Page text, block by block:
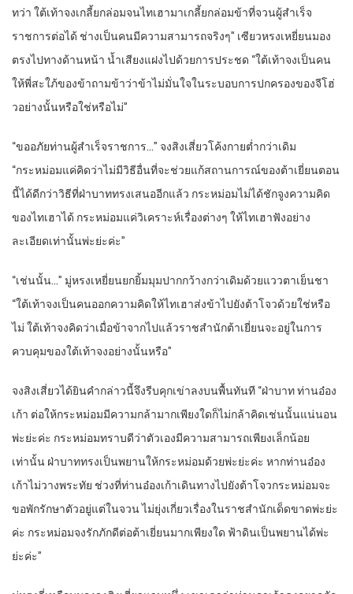
ทว่า ใต้เท้าจงเกลี้ยกล่อมจนไทเฮามาเกลี้ยกล่อมข้าที่จวนผู้สำเร็จ
ราชการต่อได้ ช่างเป็นคนมีความสามารถจริงๆ” เซียวหรงเหยี่ยนมอง
ตรงไปทางด้านหน้า น้ำเสียงแฝงไปด้วยการประชด “ใต้เท้าจงเป็นคน
ให้พี่สะใภ้ของข้าถามข้าว่าข้าไม่มั่นใจในระบอบการปกครองของจีโฮ่
วอย่างนั้นหรือใช่หรือไม่”
“ขออภัยท่านผู้สำเร็จราชการ…” จงสิงเสี่ยวโค้งกายต่ำกว่าเดิม
“กระหม่อมแค่คิดว่าไม่มีวิธีอื่นที่จะช่วยแก้สถานการณ์ของต้าเยี่ยนตอน
นี้ได้ดีกว่าวิธีที่ฝ่าบาททรงเสนออีกแล้ว กระหม่อมไม่ได้ชักจูงความคิด
ของไทเฮาได้ กระหม่อมแค่วิเคราะห์เรื่องต่างๆ ให้ไทเฮาฟังอย่าง
ละเอียดเท่านั้นพ่ะย่ะค่ะ”
“เช่นนั้น…” มู่หรงเหยี่ยนยกยิ้มมุมปากกว้างกว่าเดิมด้วยแววตาเย็นชา
“ใต้เท้าจงเป็นคนออกความคิดให้ไทเฮาส่งข้าไปยังต้าโจวด้วยใช่หรือ
ไม่ ใต้เท้าจงคิดว่าเมื่อข้าจากไปแล้วราชสำนักต้าเยี่ยนจะอยู่ในการ
ควบคุมของใต้เท้าจงอย่างนั้นหรือ”
จงสิงเสี่ยวได้ยินคำกล่าวนี้จึงรีบคุกเข่าลงบนพื้นทันที “ฝ่าบาท ท่านอ๋อง
เก้า ต่อให้กระหม่อมมีความกล้ามากเพียงใดก็ไม่กล้าคิดเช่นนั้นแน่นอน
พ่ะย่ะค่ะ กระหม่อมทราบดีว่าตัวเองมีความสามารถเพียงเล็กน้อย
เท่านั้น ฝ่าบาททรงเป็นพยานให้กระหม่อมด้วยพ่ะย่ะค่ะ หากท่านอ๋อง
เก้าไม่วางพระทัย ช่วงที่ท่านอ๋องเก้าเดินทางไปยังต้าโจวกระหม่อมจะ
ขอพักรักษาตัวอยู่แต่ในจวน ไม่ยุ่งเกี่ยวเรื่องในราชสำนักเด็ดขาดพ่ะย่ะ
ค่ะ กระหม่อมจงรักภักดีต่อต้าเยี่ยนมากเพียงใด ฟ้าดินเป็นพยานได้พ่ะ
ย่ะค่ะ”